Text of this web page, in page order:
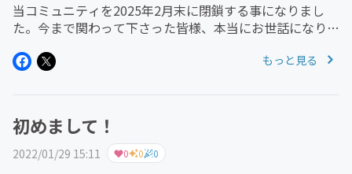
当コミュニティを2025年2月末に閉鎖する事になりまし
た。今まで関わって下さった皆様、本当にお世話になりま
もっと見る
初めまして！
2022/01/29 15:11 0 0 0